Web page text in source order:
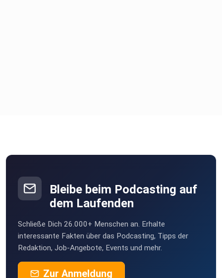
Bleibe beim Podcasting auf
dem Laufenden
Schließe Dich 26.000+ Menschen an. Erhalte
interessante Fakten über das Podcasting, Tipps der
Redaktion, Job-Angebote, Events und mehr.
Zur Anmeldung